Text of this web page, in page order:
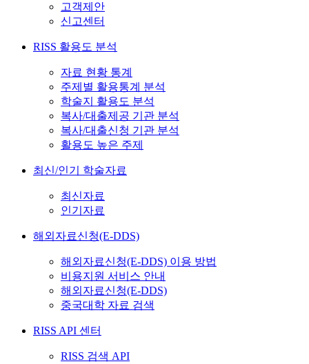
고객제안
신고센터
RISS 활용도 분석
자료 현황 통계
주제별 활용통계 분석
학술지 활용도 분석
복사/대출제공 기관 분석
복사/대출신청 기관 분석
활용도 높은 주제
최신/인기 학술자료
최신자료
인기자료
해외자료신청(E-DDS)
해외자료신청(E-DDS) 이용 방법
비용지원 서비스 안내
해외자료신청(E-DDS)
중국대학 자료 검색
RISS API 센터
RISS 검색 API